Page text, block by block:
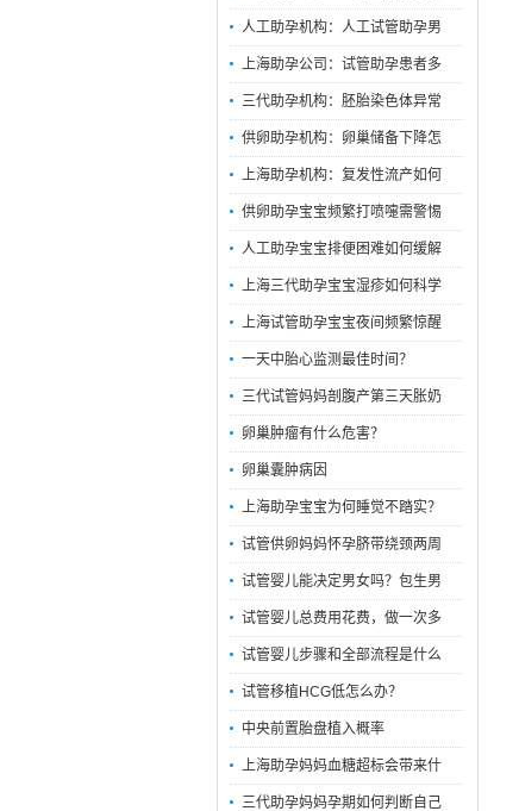
人工助孕机构：人工试管助孕男
上海助孕公司：试管助孕患者多
三代助孕机构：胚胎染色体异常
供卵助孕机构：卵巢储备下降怎
上海助孕机构：复发性流产如何
供卵助孕宝宝频繁打喷嚏需警惕
人工助孕宝宝排便困难如何缓解
上海三代助孕宝宝湿疹如何科学
上海试管助孕宝宝夜间频繁惊醒
一天中胎心监测最佳时间？
三代试管妈妈剖腹产第三天胀奶
卵巢肿瘤有什么危害？
卵巢囊肿病因
上海助孕宝宝为何睡觉不踏实？
试管供卵妈妈怀孕脐带绕颈两周
试管婴儿能决定男女吗？包生男
试管婴儿总费用花费，做一次多
试管婴儿步骤和全部流程是什么
试管移植HCG低怎么办？
中央前置胎盘植入概率
上海助孕妈妈血糖超标会带来什
三代助孕妈妈孕期如何判断自己